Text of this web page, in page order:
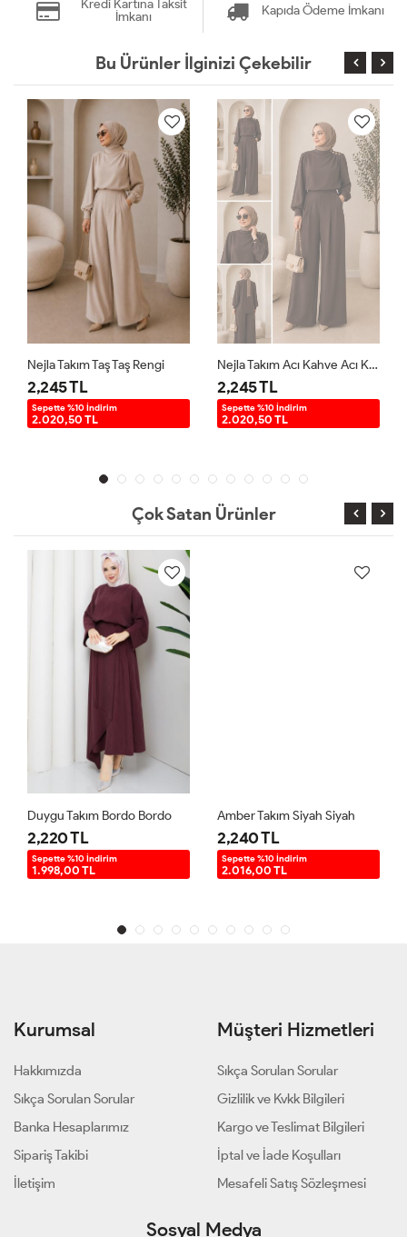
Kredi Kartına Taksit
İmkanı
Kapıda Ödeme İmkanı
Bu Ürünler İlginizi Çekebilir
Nejla Takım Taş Taş Rengi
2,245 TL
Sepette %10 İndirim
2.020,50 TL
Nejla Takım Acı Kahve Acı Kahve
2,245 TL
Sepette %10 İndirim
2.020,50 TL
Çok Satan Ürünler
Duygu Takım Bordo Bordo
2,220 TL
Sepette %10 İndirim
1.998,00 TL
Amber Takım Siyah Siyah
2,240 TL
Sepette %10 İndirim
2.016,00 TL
Kurumsal
Hakkımızda
Sıkça Sorulan Sorular
Banka Hesaplarımız
Sipariş Takibi
İletişim
Müşteri Hizmetleri
Sıkça Sorulan Sorular
Gizlilik ve Kvkk Bilgileri
Kargo ve Teslimat Bilgileri
İptal ve İade Koşulları
Mesafeli Satış Sözleşmesi
Sosyal Medya